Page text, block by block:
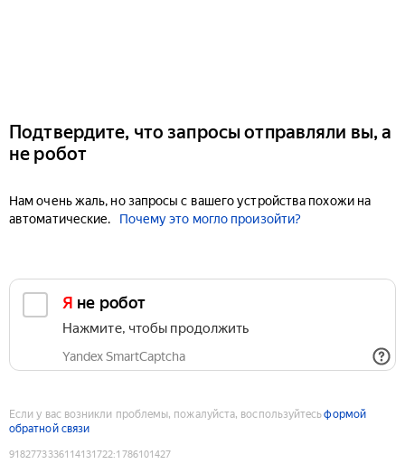
Подтвердите, что запросы отправляли вы, а
не робот
Нам очень жаль, но запросы с вашего устройства похожи на
автоматические.
Почему это могло произойти?
Я не робот
Нажмите, чтобы продолжить
Yandex SmartCaptcha
Если у вас возникли проблемы, пожалуйста, воспользуйтесьформой
обратной связи
9182773336114131722:1786101427